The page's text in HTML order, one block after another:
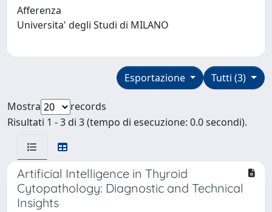
Afferenza
Universita' degli Studi di MILANO
Tutti (3)
Esportazione
Mostra
records
Risultati 1 - 3 di 3 (tempo di esecuzione: 0.0 secondi).
Artificial Intelligence in Thyroid
Cytopathology: Diagnostic and Technical
Insights